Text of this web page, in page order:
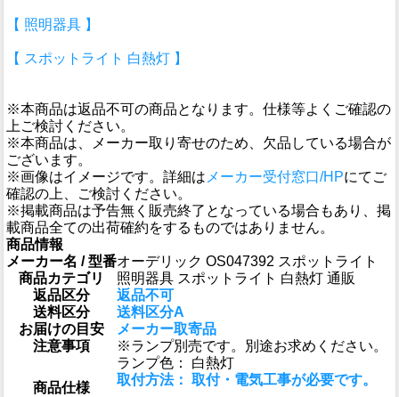
【 照明器具 】
【 スポットライト 白熱灯 】
※本商品は返品不可の商品となります。仕様等よくご確認の
上ご検討ください。
※本商品は、メーカー取り寄せのため、欠品している場合が
ございます。
※画像はイメージです。詳細は メーカー受付窓口/HPにてご
確認の上、ご検討ください。
※掲載商品は予告無く販売終了となっている場合もあり、掲
載商品全ての出荷確約をするものではありません。
商品情報
メーカー名 / 型番オーデリック OS047392 スポットライト
商品カテゴリ
照明器具 スポットライト 白熱灯 通販
返品区分
返品不可
送料区分
送料区分A
お届けの目安
メーカー取寄品
注意事項
※ランプ別売です。別途お求めください。
商品仕様
ランプ色： 白熱灯
取付方法： 取付・電気工事が必要です。